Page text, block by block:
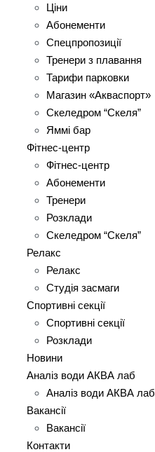
Ціни
Абонементи
Спецпропозиції
Тренери з плавання
Тарифи парковки
Магазин «Акваспорт»
Скеледром “Скеля”
Яммі бар
Фітнес-центр
Фітнес-центр
Абонементи
Тренери
Розклади
Скеледром “Скеля”
Релакс
Релакс
Студія засмаги
Спортивні секції
Спортивні секції
Розклади
Новини
Аналіз води АКВА лаб​
Аналіз води АКВА лаб​
Вакансії
Вакансії
Контакти